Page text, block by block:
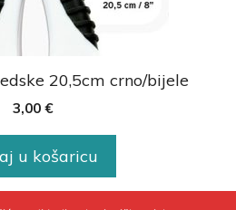
20,5cm crno/bijele
3,00 €
u košaricu